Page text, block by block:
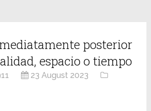
posterior
espacio o tiempo
23 August 2023